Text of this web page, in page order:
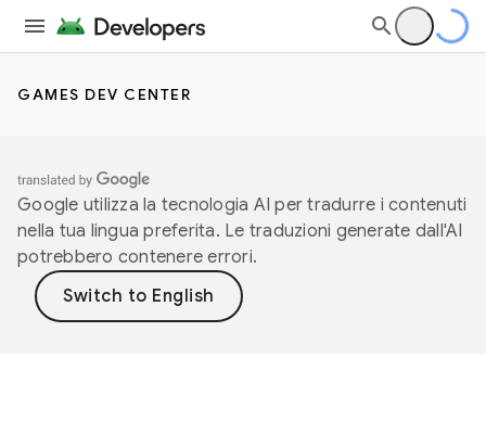
GAMES DEV CENTER
Google utilizza la tecnologia AI per tradurre i contenuti
nella tua lingua preferita. Le traduzioni generate dall'AI
potrebbero contenere errori.